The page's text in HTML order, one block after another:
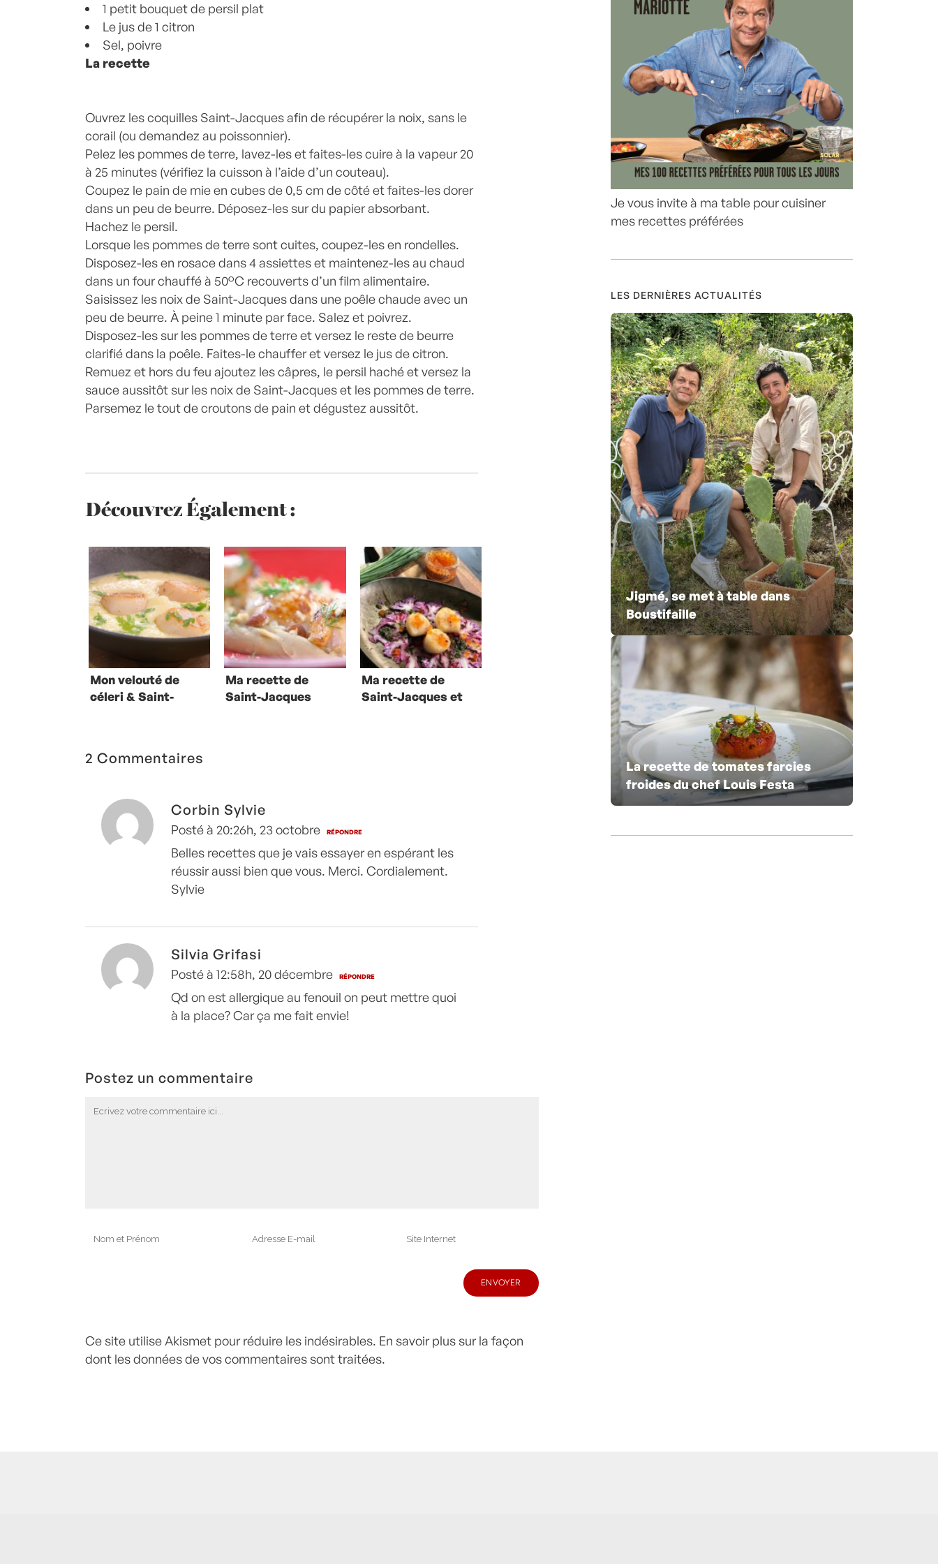
1 petit bouquet de persil plat
Le jus de 1 citron
Sel, poivre
La recette
Ouvrez les coquilles Saint-Jacques afin de récupérer la noix, sans le
corail (ou demandez au poissonnier).
Pelez les pommes de terre, lavez-les et faites-les cuire à la vapeur 20
à 25 minutes (vérifiez la cuisson à l’aide d’un couteau).
Coupez le pain de mie en cubes de 0,5 cm de côté et faites-les dorer
dans un peu de beurre. Déposez-les sur du papier absorbant.
Hachez le persil.
Lorsque les pommes de terre sont cuites, coupez-les en rondelles.
Disposez-les en rosace dans 4 assiettes et maintenez-les au chaud
dans un four chauffé à 50°C recouverts d’un film alimentaire.
Saisissez les noix de Saint-Jacques dans une poêle chaude avec un
peu de beurre. À peine 1 minute par face. Salez et poivrez.
Disposez-les sur les pommes de terre et versez le reste de beurre
clarifié dans la poêle. Faites-le chauffer et versez le jus de citron.
Remuez et hors du feu ajoutez les câpres, le persil haché et versez la
sauce aussitôt sur les noix de Saint-Jacques et les pommes de terre.
Parsemez le tout de croutons de pain et dégustez aussitôt.
Découvrez Également :
Mon velouté de
céleri & Saint-
Ma recette de
Saint-Jacques
Ma recette de
Saint-Jacques et
2 Commentaires
Corbin Sylvie
Posté à 20:26h, 23 octobre RÉPONDRE
Belles recettes que je vais essayer en espérant les
réussir aussi bien que vous. Merci. Cordialement.
Sylvie
Silvia Grifasi
Posté à 12:58h, 20 décembre RÉPONDRE
Qd on est allergique au fenouil on peut mettre quoi
à la place? Car ça me fait envie!
Postez un commentaire
Ce site utilise Akismet pour réduire les indésirables. En savoir plus sur la façon
dont les données de vos commentaires sont traitées.
Je vous invite à ma table pour cuisiner
mes recettes préférées
LES DERNIÈRES ACTUALITÉS
Jigmé, se met à table dans
Boustifaille
La recette de tomates farcies
froides du chef Louis Festa